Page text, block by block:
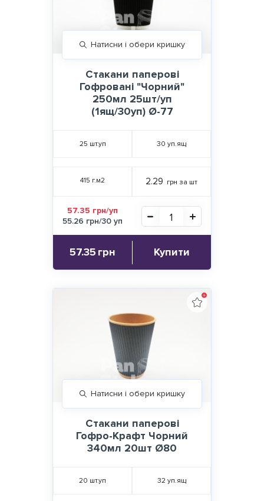
Натисни і обери кришку
Стакани паперові
Гофровані "Чорний"
250мл 25шт/уп
(1ящ/30уп) Ø-77
25 шт.уп 30 уп.ящ
415 г.м2 2.29 грн за шт
57.35 грн/уп
55.26 грн/30 уп
57.35 грн Купити
Натисни і обери кришку
Стакани паперові
Гофро-Крафт Чорний
340мл 20шт Ø80
20 шт.уп 32 уп.ящ